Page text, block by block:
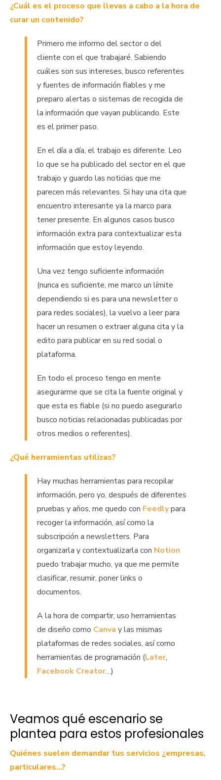
¿Cuál es el proceso que llevas a cabo a la hora de
curar un contenido?
Primero me informo del sector o del
cliente con el que trabajaré. Sabiendo
cuáles son sus intereses, busco referentes
y fuentes de información fiables y me
preparo alertas o sistemas de recogida de
la información que vayan publicando. Este
es el primer paso.
En el día a día, el trabajo es diferente. Leo
lo que se ha publicado del sector en el que
trabajo y guardo las noticias que me
parecen más relevantes. Si hay una cita que
encuentro interesante ya la marco para
tener presente. En algunos casos busco
información extra para contextualizar esta
información que estoy leyendo.
Una vez tengo suficiente información
(nunca es suficiente, me marco un límite
dependiendo si es para una newsletter o
para redes sociales), la vuelvo a leer para
hacer un resumen o extraer alguna cita y la
edito para publicar en su red social o
plataforma.
En todo el proceso tengo en mente
asegurarme que se cita la fuente original y
que esta es fiable (si no puedo asegurarlo
busco noticias relacionadas publicadas por
otros medios o referentes).
¿Qué herramientas utilizas?
Hay muchas herramientas para recopilar
información, pero yo, después de diferentes
pruebas y años, me quedo con Feedlypara
recoger la información, así como la
subscripción a newsletters. Para
organizarla y contextualizarla con Notion
puedo trabajar mucho, ya que me permite
clasificar, resumir, poner links o
documentos.
A la hora de compartir, uso herramientas
de diseño como Canva y las mismas
plataformas de redes sociales, así como
herramientas de programación (Later,
Facebook Creator…)
Veamos qué escenario se
plantea para estos profesionales
Quiénes suelen demandar tus servicios ¿empresas,
particulares…?